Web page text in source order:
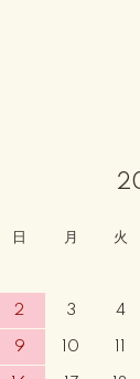
日 月 火
2 3 4
9 10